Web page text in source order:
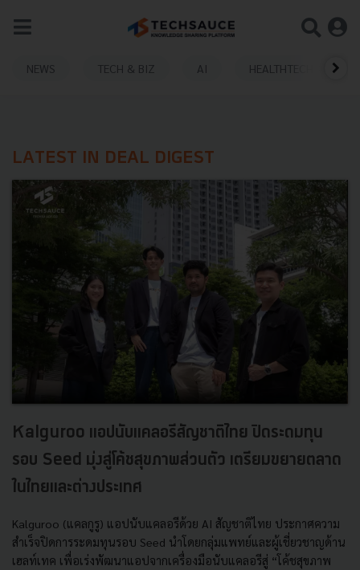
NEWS TECH & BIZ AI HEALTHTECH
LATEST IN DEAL DIGEST
Kalguroo แอปนับแคลอรีสัญชาติไทย ปิดระดมทุน
รอบ Seed มุ่งสู่โค้ชสุขภาพส่วนตัว เตรียมขยายตลาด
ในไทยและต่างประเทศ
Kalguroo (แคลกูรู) แอปนับแคลอรีด้วย AI สัญชาติไทย ประกาศความ
สำเร็จปิดการระดมทุนรอบ Seed นำโดยกลุ่มแพทย์และผู้เชี่ยวชาญด้าน
เฮลท์เทค เพื่อเร่งพัฒนาแอปจากเครื่องมือนับแคลอรีสู่ “โค้ชสุขภาพ